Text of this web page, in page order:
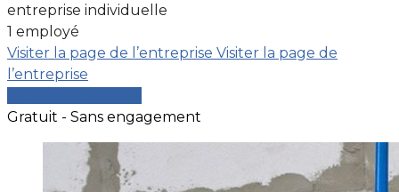
entreprise individuelle
1 employé
Visiter la page de l’entreprise Visiter la page de
l’entreprise
Gratuit - Sans engagement